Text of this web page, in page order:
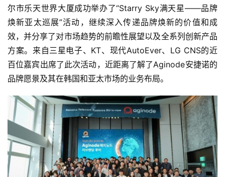
尔市乐天世界大厦成功举办了“Starry Sky满天星——品牌
焕新亚太巡展”活动，继续深入传递品牌焕新的价值和成
效，并分享了对市场趋势的前瞻性展望以及全系列创新产品
方案。来自三星电子、KT、现代AutoEver、LG CNS的近
百位嘉宾出席了此次活动，近距离了解了Aginode安捷诺的
品牌愿景及其在韩国和亚太市场的业务布局。